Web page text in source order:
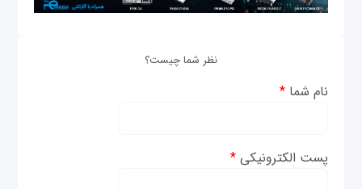
نظر شما چیست؟
نام شما*
پست الکترونیکی*